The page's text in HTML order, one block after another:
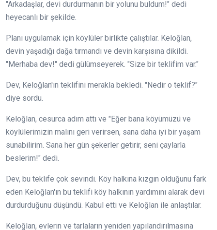
"Arkadaşlar, devi durdurmanın bir yolunu buldum!" dedi
heyecanlı bir şekilde.
Planı uygulamak için köylüler birlikte çalıştılar. Keloğlan,
devin yaşadığı dağa tırmandı ve devin karşısına dikildi.
"Merhaba dev!" dedi gülümseyerek. "Size bir teklifim var."
Dev, Keloğlan'ın teklifini merakla bekledi. "Nedir o teklif?"
diye sordu.
Keloğlan, cesurca adım attı ve "Eğer bana köyümüzü ve
köylülerimizin malını geri verirsen, sana daha iyi bir yaşam
sunabilirim. Sana her gün şekerler getirir, seni çaylarla
beslerim!" dedi.
Dev, bu teklife çok sevindi. Köy halkına kızgın olduğunu fark
eden Keloğlan'ın bu teklifi köy halkının yardımını alarak devi
durdurduğunu düşündü. Kabul etti ve Keloğlan ile anlaştılar.
Keloğlan, evlerin ve tarlaların yeniden yapılandırılmasına